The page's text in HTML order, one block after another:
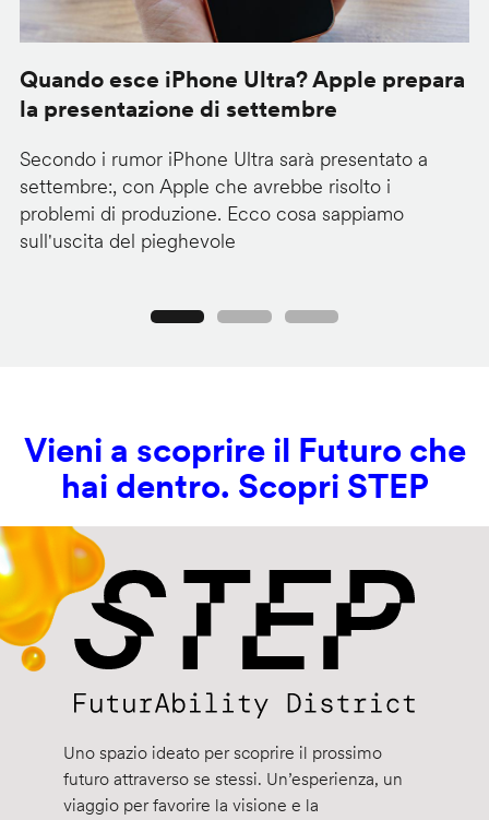
Quando esce iPhone Ultra? Apple prepara
la presentazione di settembre
Secondo i rumor iPhone Ultra sarà presentato a
settembre:, con Apple che avrebbe risolto i
problemi di produzione. Ecco cosa sappiamo
sull'uscita del pieghevole
Vieni a scoprire il Futuro che
hai dentro. Scopri STEP
Uno spazio ideato per scoprire il prossimo
futuro attraverso se stessi. Un’esperienza, un
viaggio per favorire la visione e la